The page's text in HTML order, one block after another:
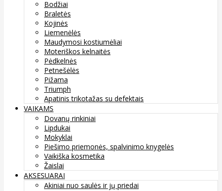
Bodžiai
Braletės
Kojinės
Liemenėlės
Maudymosi kostiumėliai
Moteriškos kelnaitės
Pėdkelnės
Petnešėlės
Pižama
Triumph
Apatinis trikotažas su defektais
VAIKAMS
Dovanų rinkiniai
Lipdukai
Mokyklai
Piešimo priemonės, spalvinimo knygelės
Vaikiška kosmetika
Žaislai
AKSESUARAI
Akiniai nuo saulės ir jų priedai